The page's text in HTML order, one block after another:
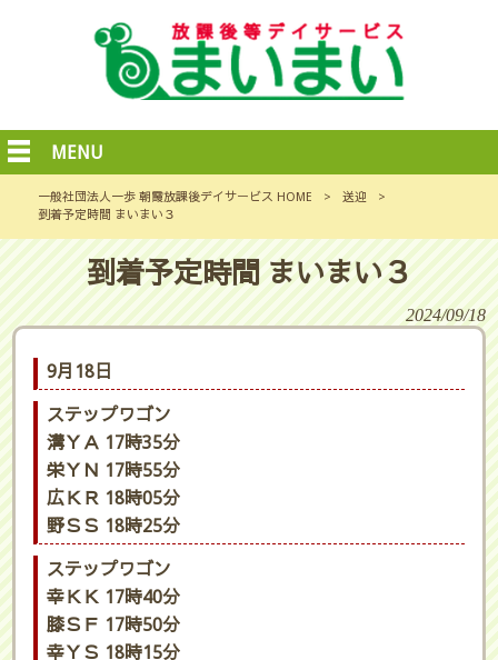
MENU
一般社団法人一歩 朝霞放課後デイサービス HOME > 送迎
>
到着予定時間 まいまい３
到着予定時間 まいまい３
2024/09/18
9月18日
ステップワゴン
溝ＹＡ 17時35分
栄ＹＮ 17時55分
広ＫＲ 18時05分
野ＳＳ 18時25分
ステップワゴン
幸ＫＫ 17時40分
膝ＳＦ 17時50分
幸ＹＳ 18時15分